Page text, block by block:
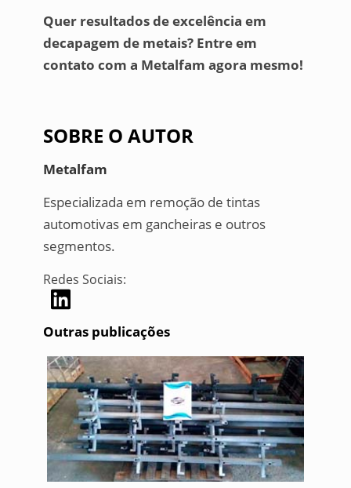
Quer resultados de excelência em
decapagem de metais? Entre em
contato com a Metalfam agora mesmo!
SOBRE O AUTOR
Metalfam
Especializada em remoção de tintas
automotivas em gancheiras e outros
segmentos.
Redes Sociais:
Outras publicações